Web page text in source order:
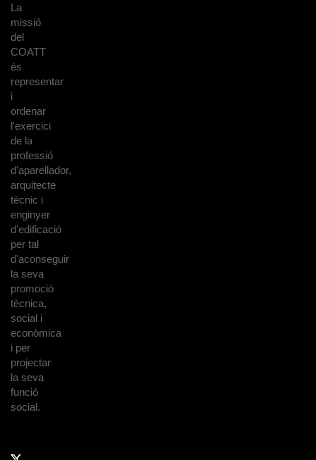
La
missió
del
COATT
és
representar
i
ordenar
l'exercici
de la
professió
d'aparellador,
arquitecte
tècnic i
enginyer
d'edificació
per tal
d'aconseguir
la seva
promoció
tècnica,
social i
econòmica
i per
projectar
la seva
funció
social.